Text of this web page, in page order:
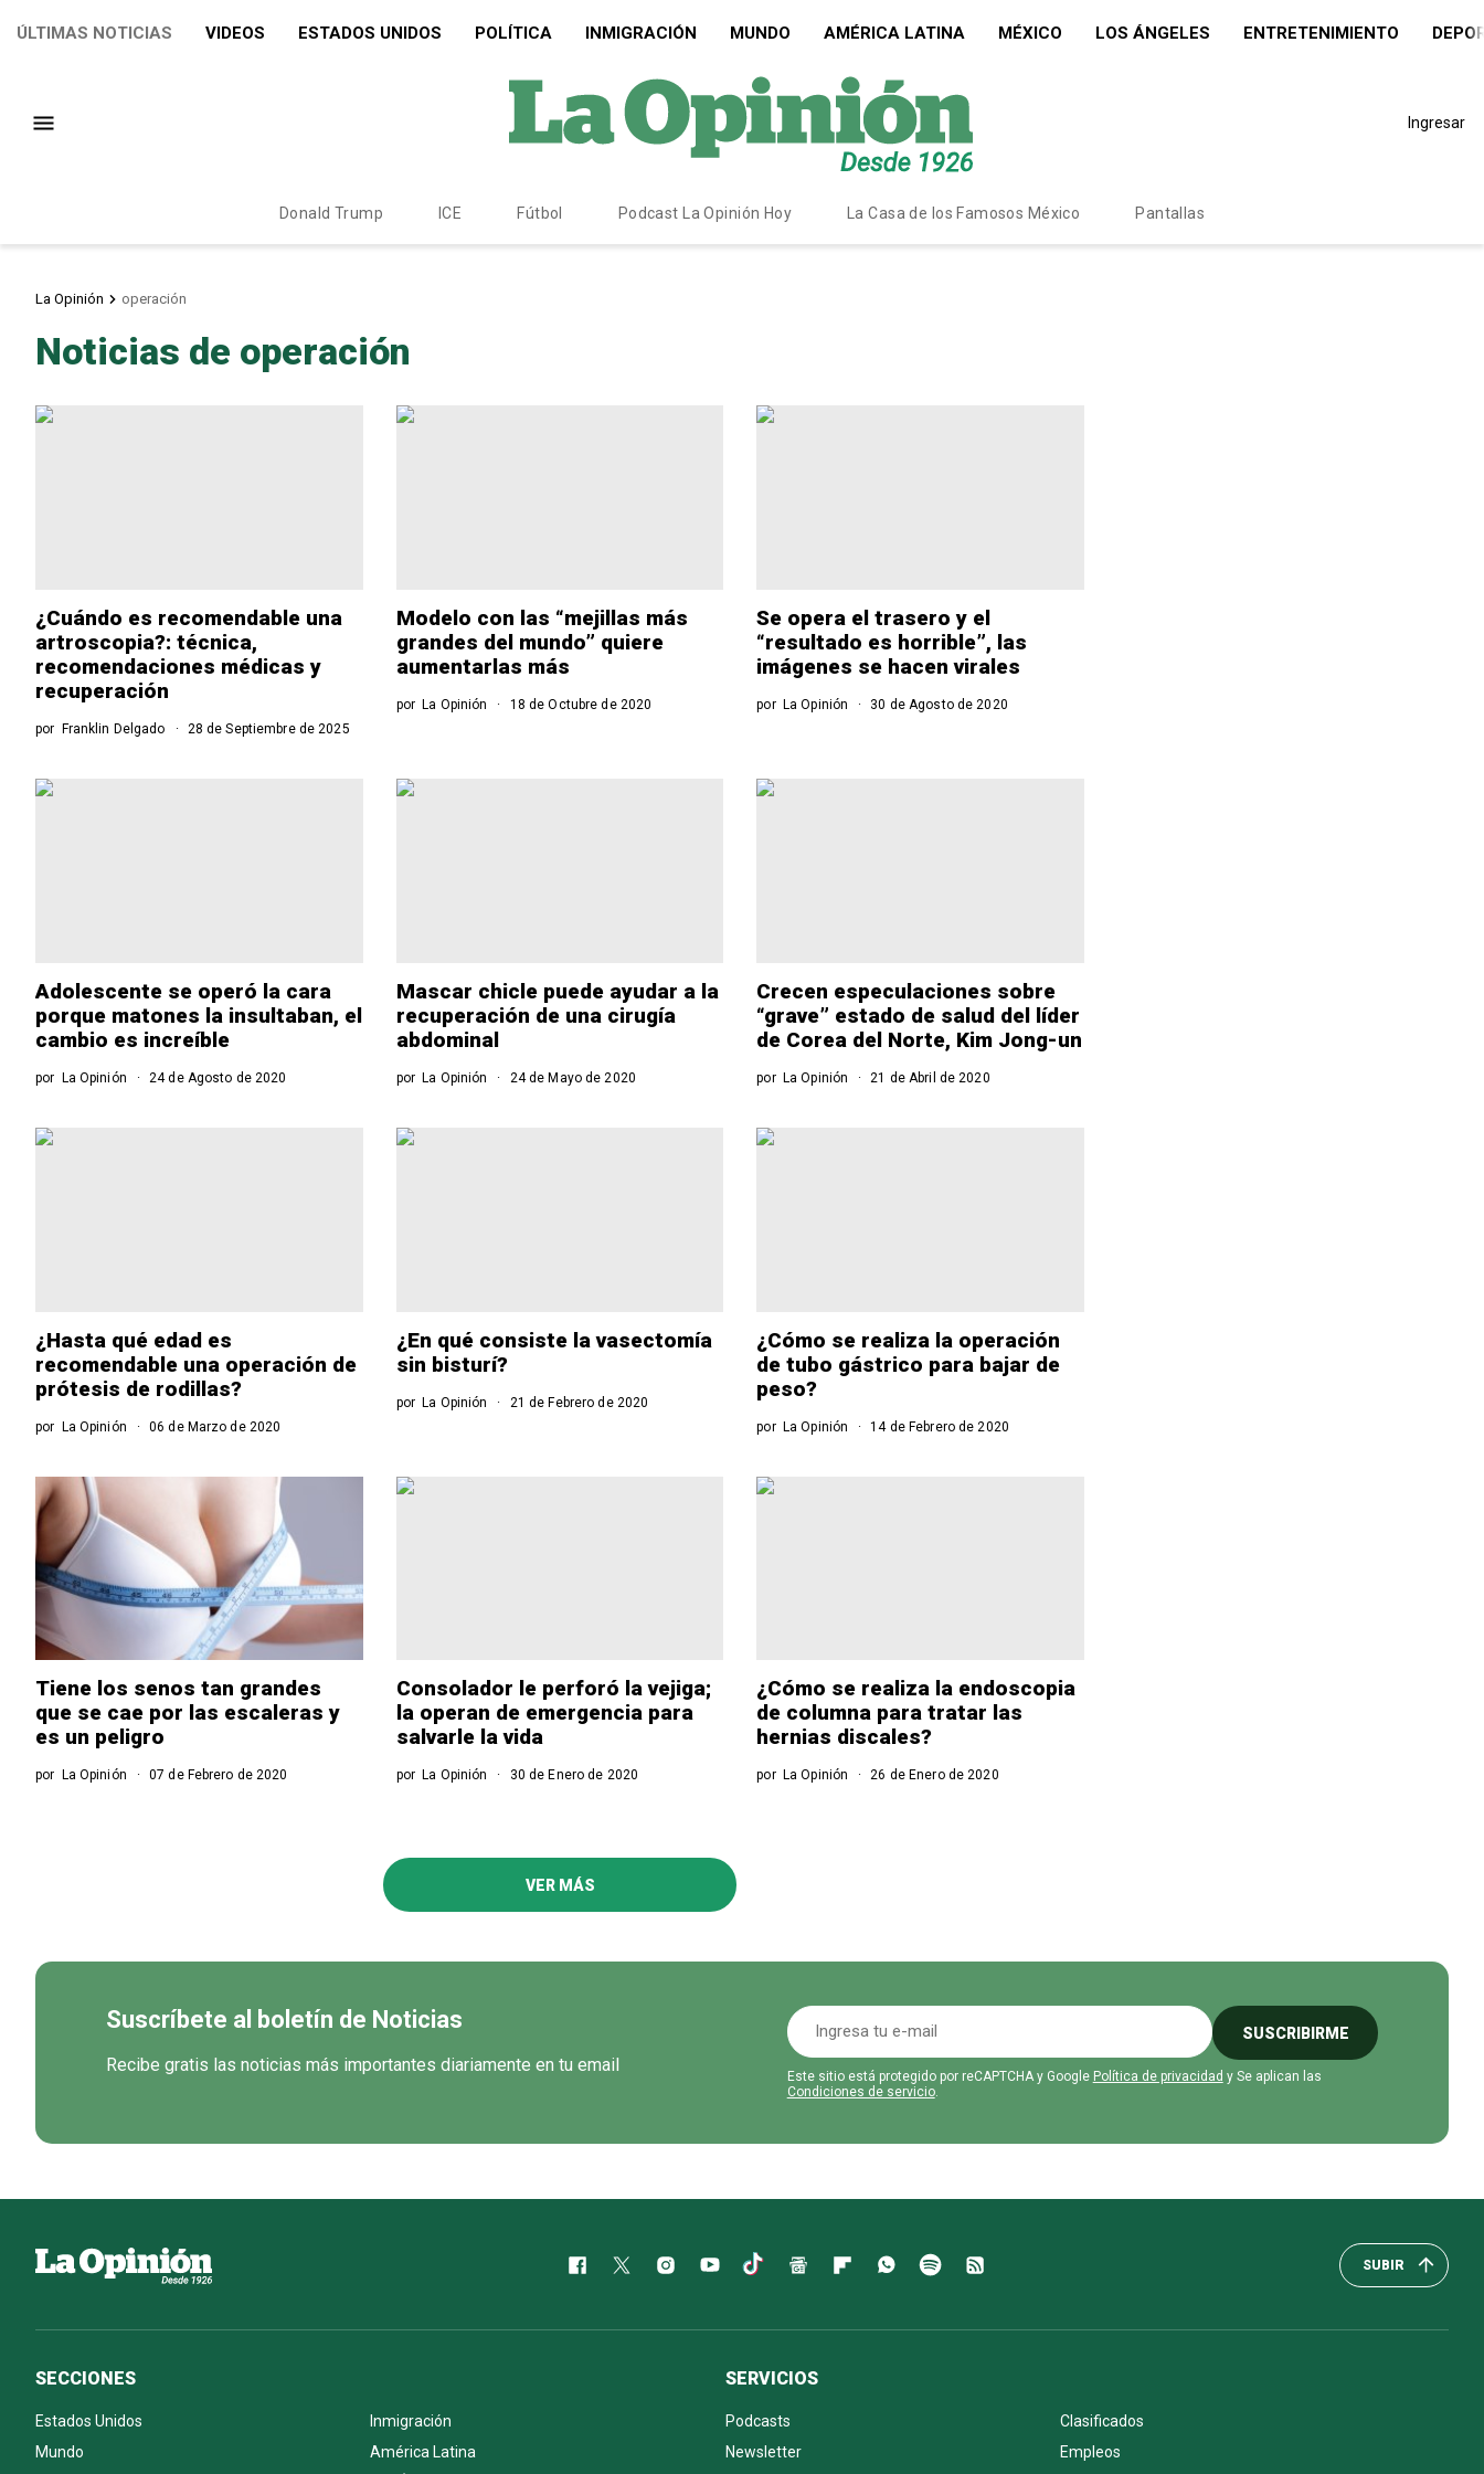
ÚLTIMAS NOTICIAS VIDEOS ESTADOS UNIDOS POLÍTICA INMIGRACIÓN MUNDO AMÉRICA LATINA MÉXICO LOS ÁNGELES ENTRETENIMIENTO
Ingresar
Donald Trump ICE Fútbol Podcast La Opinión Hoy La Casa de los Famosos México Pantallas
La Opinión operación
Noticias de operación
¿Cuándo es recomendable una
artroscopia?: técnica,
recomendaciones médicas y
recuperación
por Franklin Delgado 28 de Septiembre de 2025
Modelo con las “mejillas más
grandes del mundo” quiere
aumentarlas más
porLa Opinión 18 de Octubre de 2020
Se opera el trasero y el
“resultado es horrible”, las
imágenes se hacen virales
por La Opinión 30 de Agosto de 2020
Adolescente se operó la cara
porque matones la insultaban, el
cambio es increíble
por La Opinión 24 de Agosto de 2020
Mascar chicle puede ayudar a la
recuperación de una cirugía
abdominal
porLa Opinión 24 de Mayo de 2020
Crecen especulaciones sobre
“grave” estado de salud del líder
de Corea del Norte, Kim Jong-un
por La Opinión 21 de Abril de 2020
¿Hasta qué edad es
recomendable una operación de
prótesis de rodillas?
por La Opinión 06 de Marzo de 2020
¿En qué consiste la vasectomía
sin bisturí?
porLa Opinión 21 de Febrero de 2020
¿Cómo se realiza la operación
de tubo gástrico para bajar de
peso?
por La Opinión 14 de Febrero de 2020
Tiene los senos tan grandes
que se cae por las escaleras y
es un peligro
por La Opinión 07 de Febrero de 2020
Consolador le perforó la vejiga;
la operan de emergencia para
salvarle la vida
por La Opinión 30 de Enero de 2020
¿Cómo se realiza la endoscopia
de columna para tratar las
hernias discales?
por La Opinión 26 de Enero de 2020
VER MÁS
Suscríbete al boletín de Noticias
Recibe gratis las noticias más importantes diariamente en tu email
SUSCRIBIRME
Este sitio está protegido por reCAPTCHA y Google Política de privacidad y Se aplican las
Condiciones de servicio.
SUBIR
SECCIONES
Estados Unidos
Inmigración
Mundo
América Latina
SERVICIOS
Podcasts
Clasificados
Newsletter
Empleos